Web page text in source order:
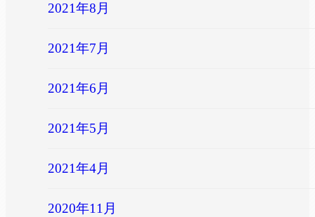
2021年8月
2021年7月
2021年6月
2021年5月
2021年4月
2020年11月